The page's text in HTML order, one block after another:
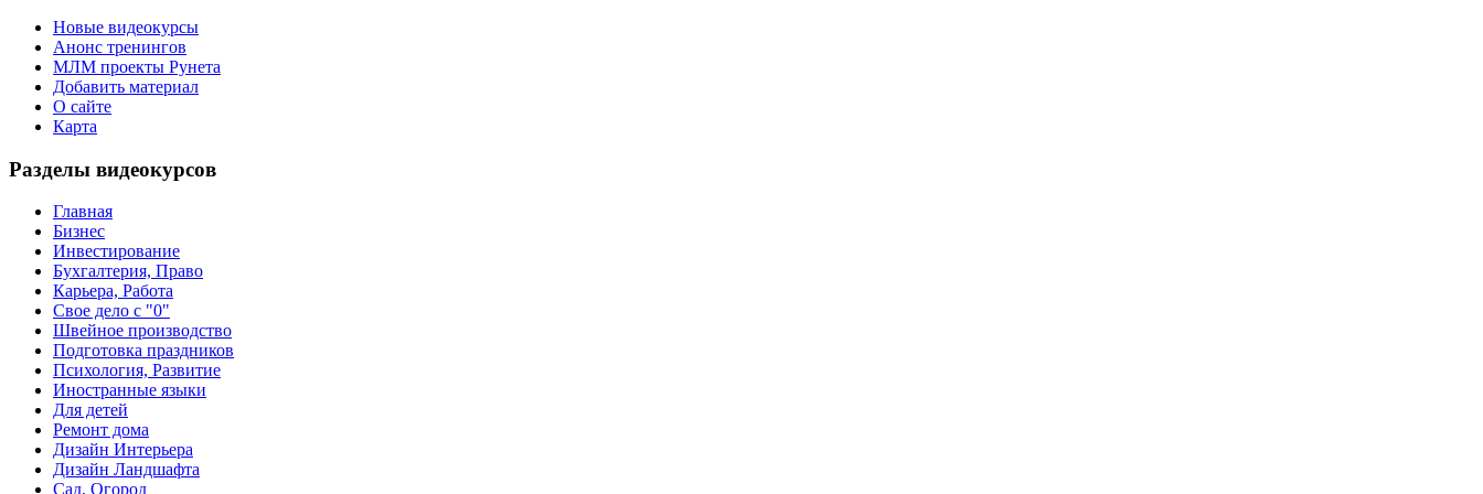
Новые видеокурсы
Анонс тренингов
МЛМ проекты Рунета
Добавить материал
О сайте
Карта
Разделы видеокурсов
Главная
Бизнес
Инвестирование
Бухгалтерия, Право
Карьера, Работа
Свое дело с "0"
Швейное производство
Подготовка праздников
Психология, Развитие
Иностранные языки
Для детей
Ремонт дома
Дизайн Интерьера
Дизайн Ландшафта
Сад, Огород